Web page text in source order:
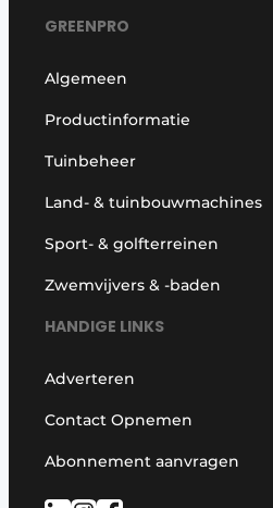
GREENPRO
Algemeen
Productinformatie
Tuinbeheer
Land- & tuinbouwmachines
Sport- & golfterreinen
Zwemvijvers & -baden
HANDIGE LINKS
Adverteren
Contact Opnemen
Abonnement aanvragen